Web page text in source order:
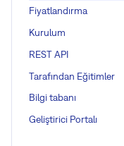
Fiyatlandırma
Kurulum
REST API
Tarafından Eğitimler
Bilgi tabanı
Geliştirici Portalı